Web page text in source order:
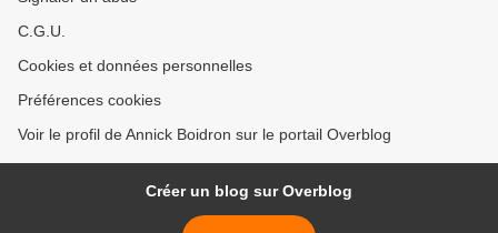
C.G.U.
Cookies et données personnelles
Préférences cookies
Voir le profil de Annick Boidron sur le portail Overblog
Créer un blog sur Overblog